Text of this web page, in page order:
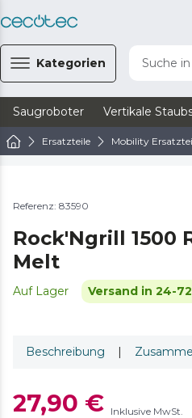
Kategorien Suche
Saugroboter Vertikale
Ersatzteile Mobility
Referenz: 83590
Rock'Ngrill 1500
Melt
Auf Lager Versand in 24-
Beschreibung |
27,90 € Inklusive MwSt.